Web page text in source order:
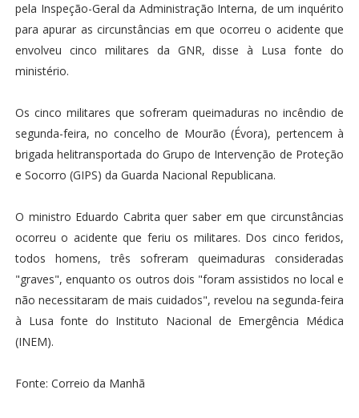
pela Inspeção-Geral da Administração Interna, de um inquérito
para apurar as circunstâncias em que ocorreu o acidente que
envolveu cinco militares da GNR, disse à Lusa fonte do
ministério.
Os cinco militares que sofreram queimaduras no incêndio de
segunda-feira, no concelho de Mourão (Évora), pertencem à
brigada helitransportada do Grupo de Intervenção de Proteção
e Socorro (GIPS) da Guarda Nacional Republicana.
O ministro Eduardo Cabrita quer saber em que circunstâncias
ocorreu o acidente que feriu os militares. Dos cinco feridos,
todos homens, três sofreram queimaduras consideradas
"graves", enquanto os outros dois "foram assistidos no local e
não necessitaram de mais cuidados", revelou na segunda-feira
à Lusa fonte do Instituto Nacional de Emergência Médica
(INEM).
Fonte: Correio da Manhã